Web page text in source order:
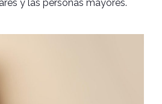
y las personas mayores.